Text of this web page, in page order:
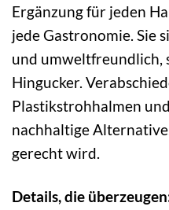
Ergänzung für jeden
jede Gastronomie. Sie
und umweltfreundlich,
Hingucker.
Plastikstrohhalmen
nachhaltige
gerecht wird.
Details, die